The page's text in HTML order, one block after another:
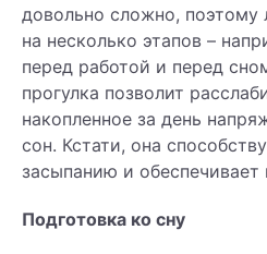
довольно сложно, поэтому
на несколько этапов –
перед работой и перед
прогулка позволит
накопленное за день
сон. Кстати, она
засыпанию и обеспечивает
Подготовка ко сну